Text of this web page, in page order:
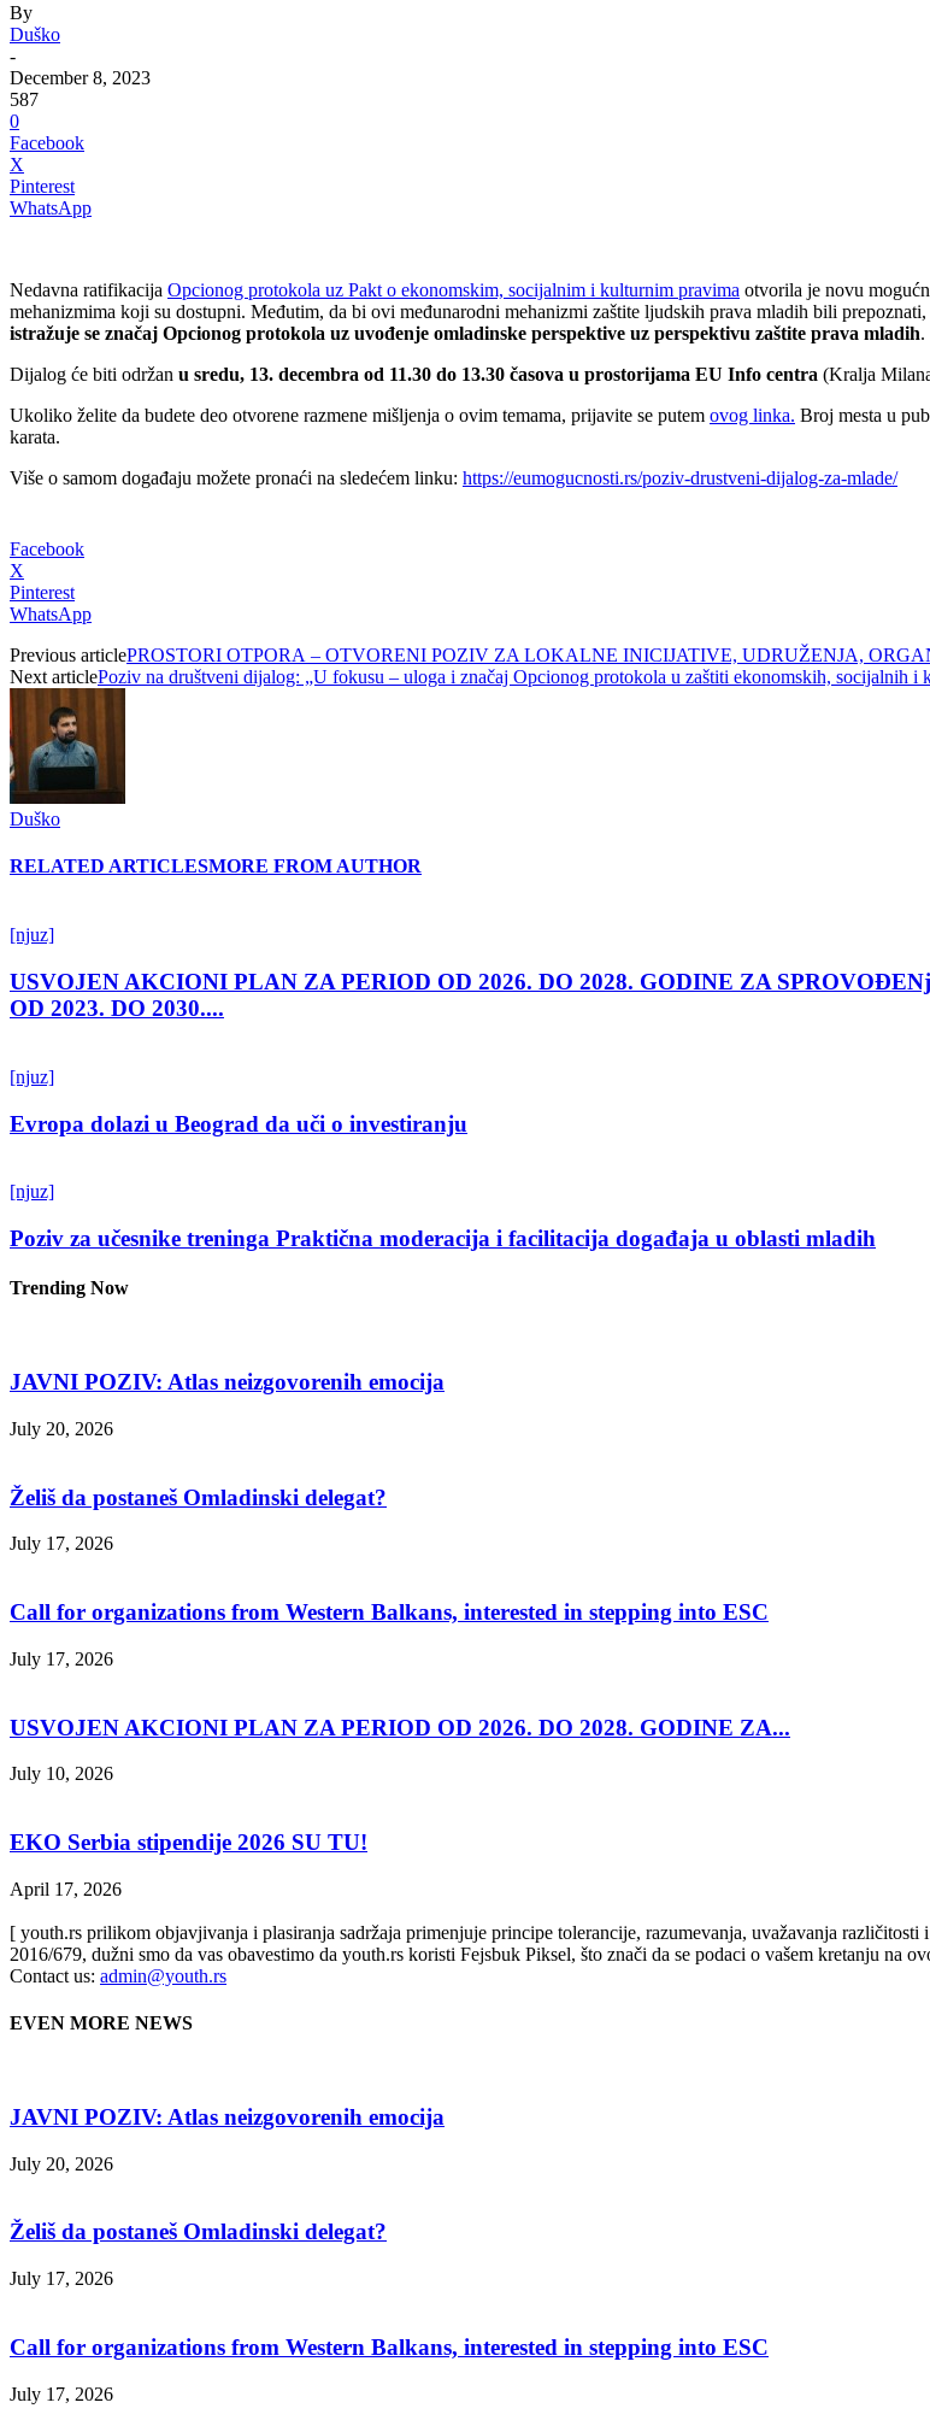
By
Duško
-
December 8, 2023
587
0
Facebook
X
Pinterest
WhatsApp
Nedavna ratifikacija Opcionog protokola uz Pakt o ekonomskim, socijalnim i kulturnim pravima otvorila je novu
mehanizmima koji su dostupni. Međutim, da bi ovi međunarodni mehanizmi zaštite ljudskih prava mladih bili
istražuje se značaj Opcionog protokola uz uvođenje omladinske perspektive uz perspektivu zaštite prava mladih.
Dijalog će biti održan u sredu, 13. decembra od 11.30 do 13.30 časova u prostorijama EU Info centra (Kralja
Ukoliko želite da budete deo otvorene razmene mišljenja o ovim temama, prijavite se putem ovog linka. Broj mesta u
karata.
Više o samom događaju možete pronaći na sledećem linku: https://eumogucnosti.rs/poziv-drustveni-dijalog-za-mlade/
Facebook
X
Pinterest
WhatsApp
Previous articlePROSTORI OTPORA – OTVORENI POZIV ZA LOKALNE INICIJATIVE, UDRUŽENJA,
Next articlePoziv na društveni dijalog: „U fokusu – uloga i značaj Opcionog protokola u zaštiti ekonomskih, socijalnih i
Duško
RELATED ARTICLESMORE FROM AUTHOR
[njuz]
USVOJEN AKCIONI PLAN ZA PERIOD OD 2026. DO 2028. GODINE ZA
OD 2023. DO 2030....
[njuz]
Evropa dolazi u Beograd da uči o investiranju
[njuz]
Poziv za učesnike treninga Praktična moderacija i facilitacija događaja u oblasti mladih
Trending Now
JAVNI POZIV: Atlas neizgovorenih emocija
July 20, 2026
Želiš da postaneš Omladinski delegat?
July 17, 2026
Call for organizations from Western Balkans, interested in stepping into ESC
July 17, 2026
USVOJEN AKCIONI PLAN ZA PERIOD OD 2026. DO 2028. GODINE ZA...
July 10, 2026
EKO Serbia stipendije 2026 SU TU!
April 17, 2026
[ youth.rs prilikom objavjivanja i plasiranja sadržaja primenjuje principe tolerancije, razumevanja, uvažavanja
2016/679, dužni smo da vas obavestimo da youth.rs koristi Fejsbuk Piksel, što znači da se podaci o vašem kretanju na
Contact us: admin@youth.rs
EVEN MORE NEWS
JAVNI POZIV: Atlas neizgovorenih emocija
July 20, 2026
Želiš da postaneš Omladinski delegat?
July 17, 2026
Call for organizations from Western Balkans, interested in stepping into ESC
July 17, 2026